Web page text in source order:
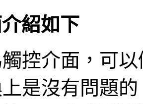
紹如下
控介面，可
是沒有問題的